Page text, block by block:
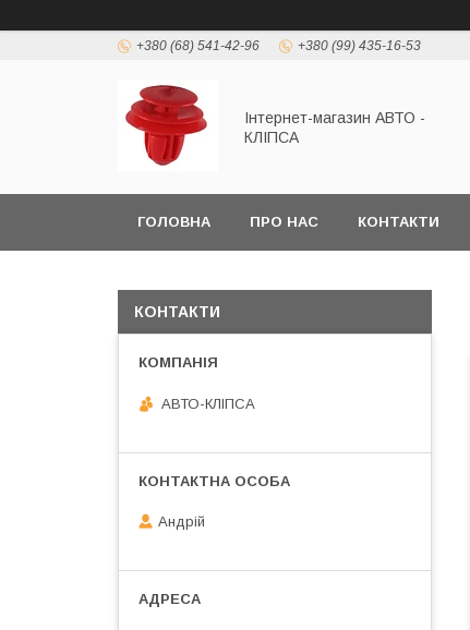
+380 (68) 541-42-96 +380 (99) 435-16-53
Інтернет-магазин АВТО -
КЛІПСА
ГОЛОВНА ПРО НАС КОНТАКТИ
КОНТАКТИ
АВТО-КЛІПСА
Андрій